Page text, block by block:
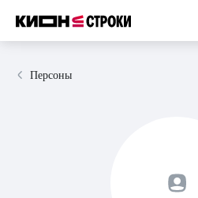
Персоны